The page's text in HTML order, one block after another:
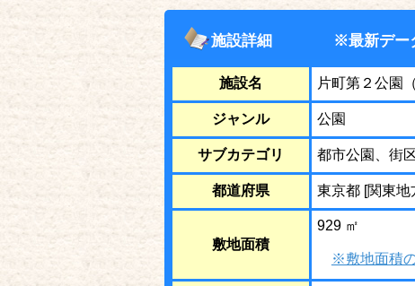
施設詳細 ※最新デー
施設名 片町第２公園
ジャンル 公園
サブカテゴリ 都市公園、街
都道府県 東京都 [関東地
敷地面積
929 ㎡
※敷地面積